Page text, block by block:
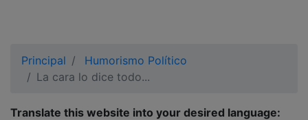
Principal
Humorismo Político
La cara lo dice todo...
Translate this website into your desired language: